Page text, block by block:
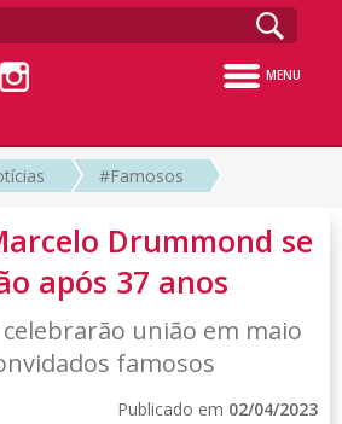
MENU
#Famosos
Drummond se
após 37 anos
união em maio
famosos
Publicado em 02/04/2023